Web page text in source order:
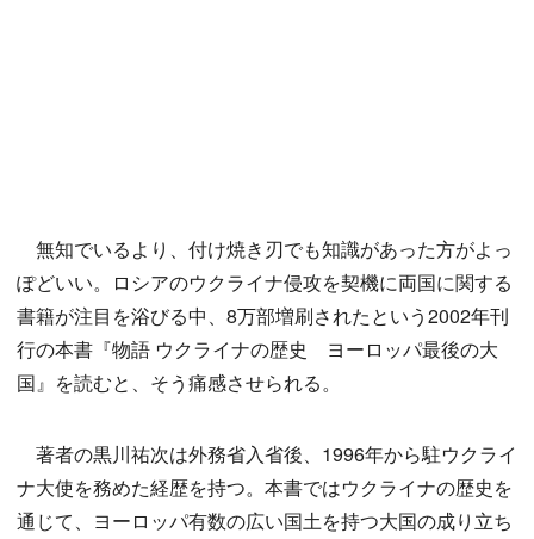
無知でいるより、付け焼き刃でも知識があった方がよっ
ぽどいい。ロシアのウクライナ侵攻を契機に両国に関する
書籍が注目を浴びる中、8万部増刷されたという2002年刊
行の本書『物語 ウクライナの歴史 ヨーロッパ最後の大
国』を読むと、そう痛感させられる。
著者の黒川祐次は外務省入省後、1996年から駐ウクライ
ナ大使を務めた経歴を持つ。本書ではウクライナの歴史を
通じて、ヨーロッパ有数の広い国土を持つ大国の成り立ち